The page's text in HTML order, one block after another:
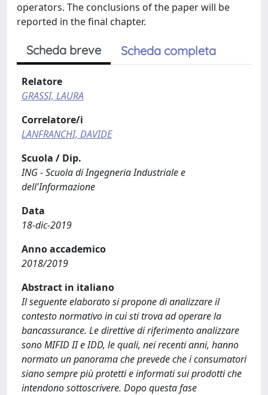
operators. The conclusions of the paper will be
reported in the final chapter.
Scheda breve Scheda completa
Relatore
GRASSI, LAURA
Correlatore/i
LANFRANCHI, DAVIDE
Scuola / Dip.
ING - Scuola di Ingegneria Industriale e
dell'Informazione
Data
18-dic-2019
Anno accademico
2018/2019
Abstract in italiano
Il seguente elaborato si propone di analizzare il
contesto normativo in cui sti trova ad operare la
bancassurance. Le direttive di riferimento analizzare
sono MIFID II e IDD, le quali, nei recenti anni, hanno
normato un panorama che prevede che i consumatori
siano sempre più protetti e informati sui prodotti che
intendono sottoscrivere. Dopo questa fase